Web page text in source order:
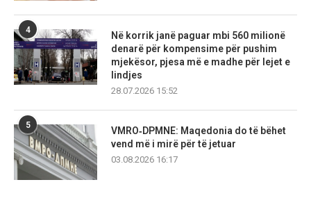
4
Në korrik janë paguar mbi 560 milionë
denarë për kompensime për pushim
mjekësor, pjesa më e madhe për lejet e
lindjes
28.07.2026 15:52
5
VMRO‑DPMNE: Maqedonia do të bëhet
vend më i mirë për të jetuar
03.08.2026 16:17